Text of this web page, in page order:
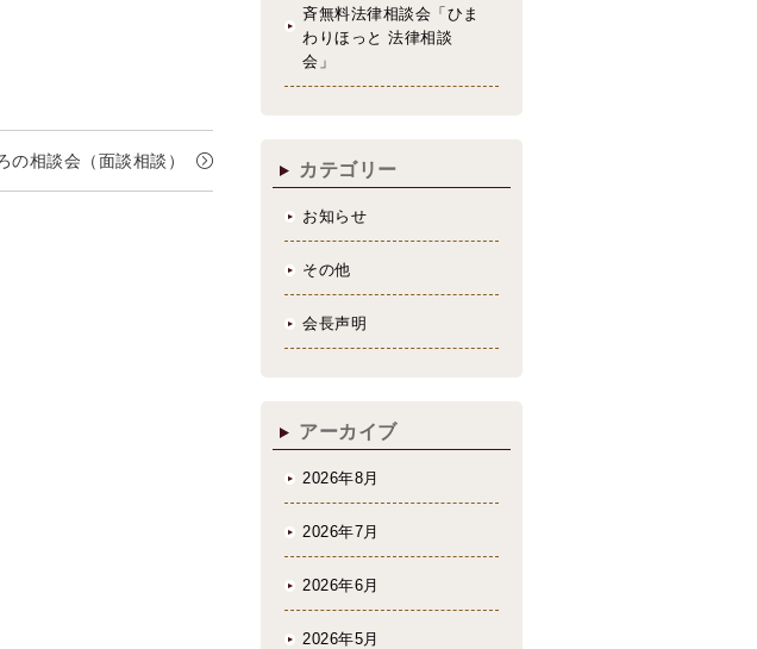
の相談会（面談相談）
斉無料法律相談会「ひま
わりほっと 法律相談
会」
カテゴリー
お知らせ
その他
会長声明
アーカイブ
2026年8月
2026年7月
2026年6月
2026年5月